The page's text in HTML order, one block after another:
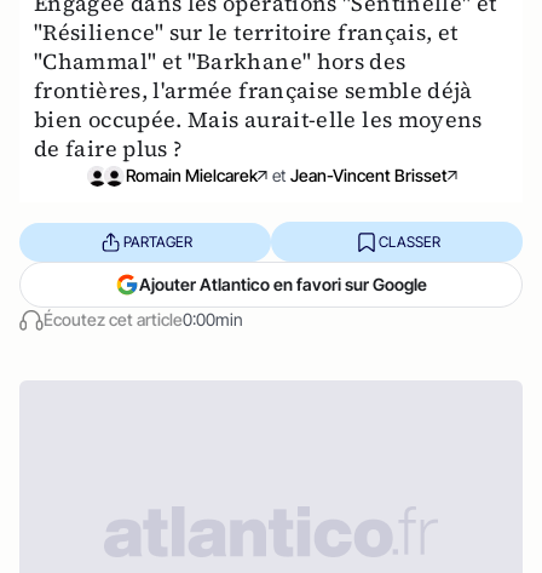
"Résilience" sur le territoire français, et
"Chammal" et "Barkhane" hors des
frontières, l'armée française semble déjà
bien occupée. Mais aurait-elle les moyens
de faire plus ?
Romain Mielcarek et Jean-Vincent Brisset
Écoutez cet article0:00min
PARTAGER CLASSER
Ajouter Atlantico en favori sur Google